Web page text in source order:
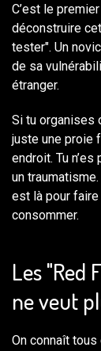
C’est le
déconstruire
tester". Un
de sa
étranger.
Si tu organises
juste une proie
endroit. Tu
un
est là pour
consommer.
Les "Red
ne veut
On connaît